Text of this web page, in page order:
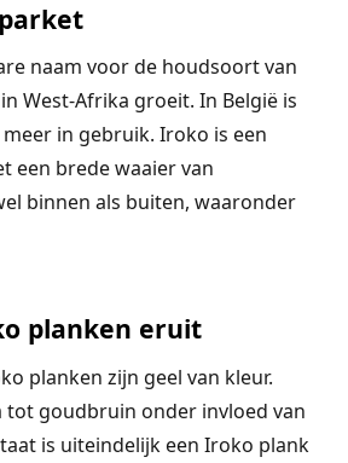
naam voor de houdsoort van
West-Afrika groeit. In België is
in gebruik. Iroko is een
een brede waaier van
binnen als buiten, waaronder
planken eruit
planken zijn geel van kleur.
tot goudbruin onder invloed van
is uiteindelijk een Iroko plank